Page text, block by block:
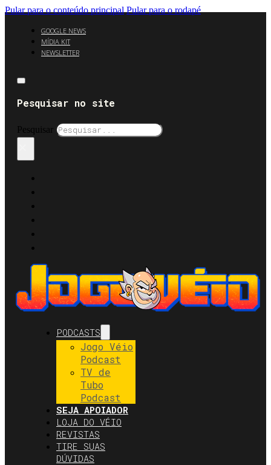
Pular para o conteúdo principal Pular para o rodapé
GOOGLE NEWS
MÍDIA KIT
NEWSLETTER
Pesquisar no site
Pesquisar
PODCASTS
Jogo Véio
Podcast
TV de
Tubo
Podcast
SEJA APOIADOR
LOJA DO VÉIO
REVISTAS
TIRE SUAS
DÚVIDAS